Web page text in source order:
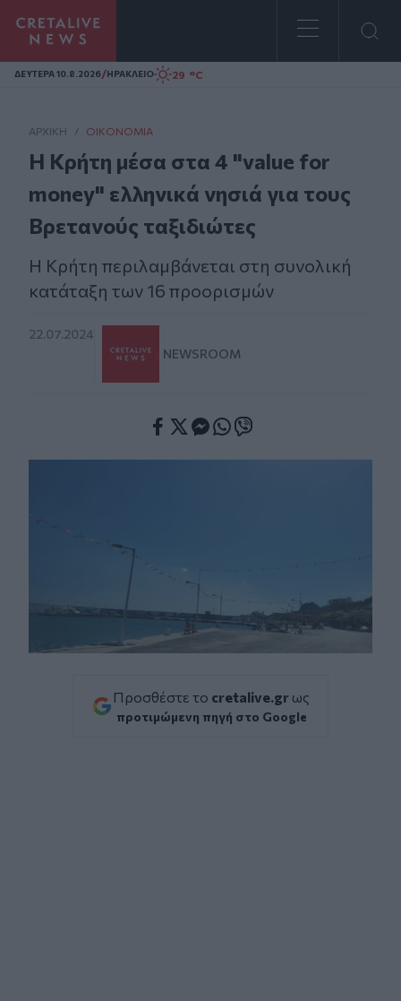
Homepage
ΔΕΥΤΕΡΑ 10.8.2026/ΗΡΑΚΛΕΙΟ 29 °C
ΑΡΧΙΚΗ / ΟΙΚΟΝΟΜΊΑ
Η Κρήτη μέσα στα 4 "value for
money" ελληνικά νησιά για τους
Βρετανούς ταξιδιώτες
Η Κρήτη περιλαμβάνεται στη συνολική
κατάταξη των 16 προορισμών
22.07.2024
NEWSROOM
Προσθέστε το cretalive.gr ως
προτιμώμενη πηγή στο Google